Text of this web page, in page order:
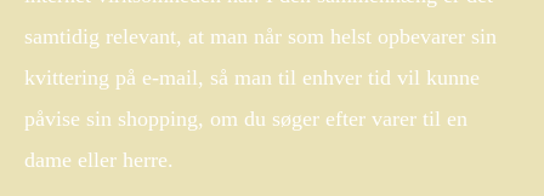
samtidig relevant, at man når som helst opbevarer sin
kvittering på e-mail, så man til enhver tid vil kunne
påvise sin shopping, om du søger efter varer til en
dame eller herre.